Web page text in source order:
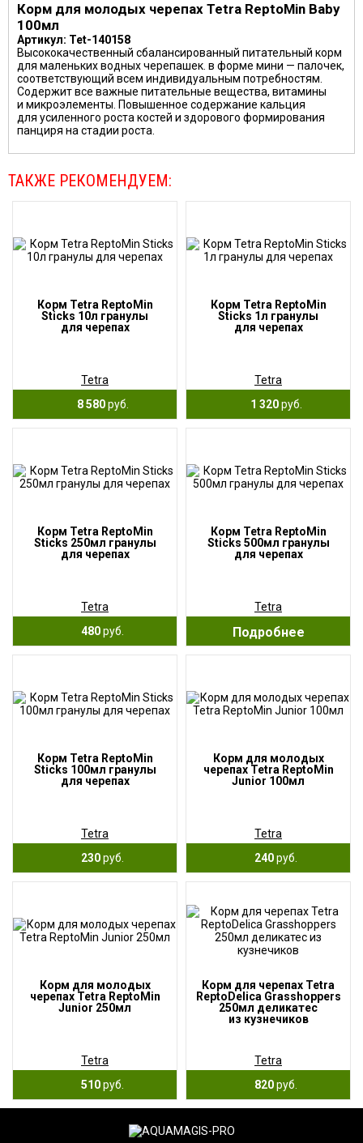
Корм для молодых черепах Tetra ReptoMin Baby
100мл
Артикул: Tet-140158
Высококачественный сбалансированный питательный корм
для маленьких водных черепашек. в форме мини — палочек,
соответствующий всем индивидуальным потребностям.
Содержит все важные питательные вещества, витамины
и микроэлементы. Повышенное содержание кальция
для усиленного роста костей и здорового формирования
панциря на стадии роста.
ТАКЖЕ РЕКОМЕНДУЕМ:
Корм Tetra ReptoMin
Sticks 10л гранулы
для черепах
Tetra
8 580руб.
Корм Tetra ReptoMin
Sticks 1л гранулы
для черепах
Tetra
1 320руб.
Корм Tetra ReptoMin
Sticks 250мл гранулы
для черепах
Tetra
480руб.
Корм Tetra ReptoMin
Sticks 500мл гранулы
для черепах
Tetra
Подробнее
Корм Tetra ReptoMin
Sticks 100мл гранулы
для черепах
Tetra
230руб.
Корм для молодых
черепах Tetra ReptoMin
Junior 100мл
Tetra
240руб.
Корм для молодых
черепах Tetra ReptoMin
Junior 250мл
Tetra
510руб.
Корм для черепах Tetra
ReptoDelica Grasshoppers
250мл деликатес
из кузнечиков
Tetra
820руб.